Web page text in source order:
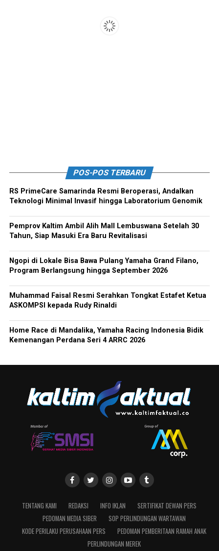
POS-POS TERBARU
RS PrimeCare Samarinda Resmi Beroperasi, Andalkan
Teknologi Minimal Invasif hingga Laboratorium Genomik
Pemprov Kaltim Ambil Alih Mall Lembuswana Setelah 30
Tahun, Siap Masuki Era Baru Revitalisasi
Ngopi di Lokale Bisa Bawa Pulang Yamaha Grand Filano,
Program Berlangsung hingga September 2026
Muhammad Faisal Resmi Serahkan Tongkat Estafet Ketua
ASKOMPSI kepada Rudy Rinaldi
Home Race di Mandalika, Yamaha Racing Indonesia Bidik
Kemenangan Perdana Seri 4 ARRC 2026
TENTANG KAMI REDAKSI INFO IKLAN
SERTIFIKAT DEWAN PERS
PEDOMAN MEDIA SIBER
SOP PERLINDUNGAN WARTAWAN
KODE PERILAKU PERUSAHAAN PERS
PEDOMAN PEMBERITAAN RAMAH ANAK
PERLINDUNGAN MEREK